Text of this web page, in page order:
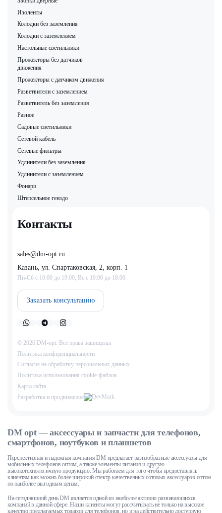
Контакты
sales@dm-opt.ru
Казань, ул. Спартаковская, 2, корп. 1
Пн-Сб с 10:00 до 19:00, Вс с 10:00 до 18:00
Заказать консультацию
© 2026 DM-opt. Все права защищены
Политика конфиденциальности
Согласие на обработку персональных данных
Пoлитикa иcпoльзoвaния cookie-фaйлoв
Карта сайта
Разработка и продвижение
Изоленты
Колодки без заземления
Колодки с заземлением
Настольные светильники
Прожекторы без датчиков
движения
Прожекторы с датчиком движения
Разветвители с заземлением
Разветвитель без заземления
Разное
Садовые светильники
Сетевой кабель
Сетевые фильтры
Удлинители без заземления
Удлинители с заземлением
Фонари
Штепсельное генздо
DM opt — аксессуары и запчасти для телефонов,
смартфонов, ноутбуков и планшетов
Перспективная и надежная компания DM предлагает разнообразные аксессуары для
мобильных телефонов оптом, а также элементы питания и другую
высокотехнологичную продукцию. Мы работаем для того чтобы предоставлять
клиентам как можно более широкий спектр качественных сотовых аксессуаров оптом
по наиболее выгодным ценам.
На сегодняшний день DM является одной из наиболее активно развивающихся
компаний в данной сфере. Наши клиенты могут рассчитывать не только на высокое
качество предлагаемых товаров для телефонов, но и на действительно доступную